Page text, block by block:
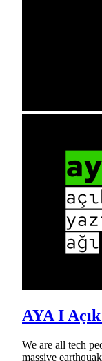
AYA I Açık
We are all tech
massive